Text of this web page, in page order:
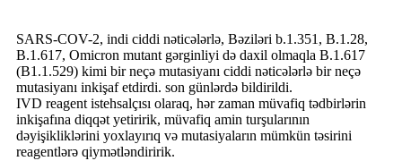
SARS-COV-2, indi ciddi nəticələrlə, Bəziləri b.1.351, B.1.28,
B.1.617, Omicron mutant gərginliyi də daxil olmaqla B.1.617
(B1.1.529) kimi bir neçə mutasiyanı ciddi nəticələrlə bir neçə
mutasiyanı inkişaf etdirdi. son günlərdə bildirildi.
IVD reagent istehsalçısı olaraq, hər zaman müvafiq tədbirlərin
inkişafına diqqət yetiririk, müvafiq amin turşularının
dəyişikliklərini yoxlayırıq və mutasiyaların mümkün təsirini
reagentlərə qiymətləndiririk.